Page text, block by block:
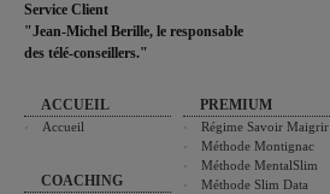
Service Client
"Jean-Michel Berille, le responsable
des télé-conseillers."
ACCUEIL
Accueil
COACHING
PREMIUM
Régime Savoir Maigrir
Méthode Montignac
Méthode MentalSlim
Méthode Slim Data